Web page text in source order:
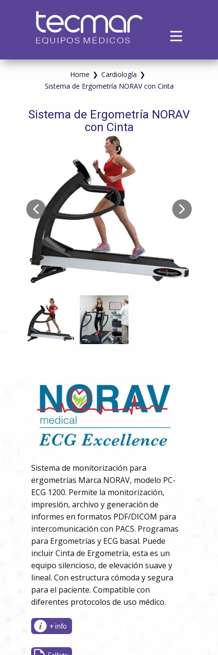
Inicio
Empresa
Alquiler
Servicios
Home ❯ Cardiología ❯
Sistema de Ergometría NORAV con Cinta
Sistema de Ergometría NORAV
con Cinta
Sistema de monitorización para
ergometrías Marca NORAV, modelo PC-
ECG 1200. Permite la monitorización,
impresión, archivo y generación de
informes en formatos PDF/DICOM para
intercomunicación con PACS. Programas
para Ergometrías y ECG basal. Puede
incluir Cinta de Ergometría, esta es un
equipo silencioso, de elevación suave y
lineal. Con estructura cómoda y segura
para el paciente. Compatible con
diferentes protocolos de uso médico.